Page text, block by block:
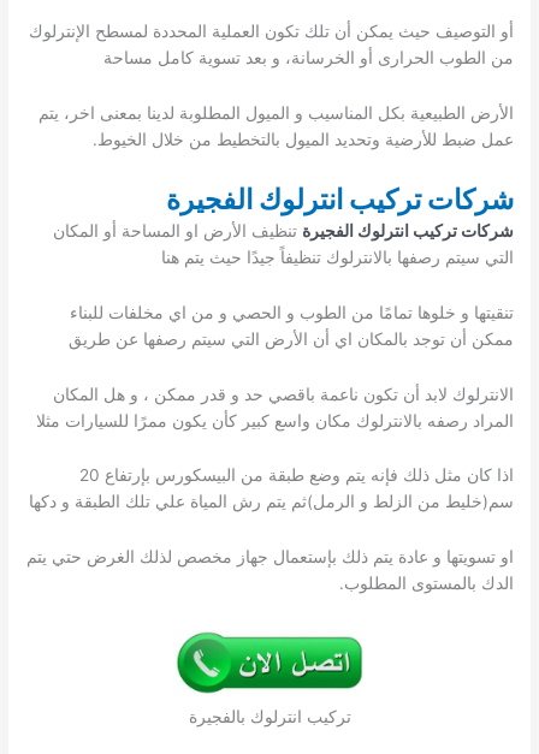
أو التوصيف حيث يمكن أن تلك تكون العملية المحددة لمسطح الإنترلوك
من الطوب الحرارى أو الخرسانة، و بعد تسوية كامل مساحة
الأرض الطبيعية بكل المناسيب و الميول المطلوبة لدينا بمعنى اخر، يتم
عمل ضبط للأرضية وتحديد الميول بالتخطيط من خلال الخيوط.
شركات تركيب انترلوك الفجيرة
شركات تركيب انترلوك الفجيرة تنظيف الأرض او المساحة أو المكان
التي سيتم رصفها بالانترلوك تنظيفاً جيدًا حيث يتم هنا
تنقيتها و خلوها تمامًا من الطوب و الحصي و من اي مخلفات للبناء
ممكن أن توجد بالمكان اي أن الأرض التي سيتم رصفها عن طريق
الانترلوك لابد أن تكون ناعمة باقصي حد و قدر ممكن ، و هل المكان
المراد رصفه بالانترلوك مكان واسع كبير كأن يكون ممرًا للسيارات مثلا
اذا كان مثل ذلك فإنه يتم وضع طبقة من البيسكورس بإرتفاع 20
سم(خليط من الزلط و الرمل)ثم يتم رش المياة علي تلك الطبقة و دكها
او تسويتها و عادة يتم ذلك بإستعمال جهاز مخصص لذلك الغرض حتي يتم
الدك بالمستوى المطلوب.
تركيب انترلوك بالفجيرة